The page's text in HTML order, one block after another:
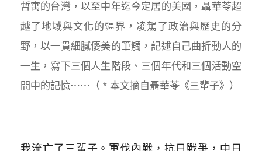
暫寓的台灣，以至中年迄今定居的美國，聶華苓超
越了地域與文化的疆界，凌駕了政治與歷史的分
野，以一貫細膩優美的筆觸，記述自己曲折動人的
一生，寫下三個人生階段、三個年代和三個活動空
間中的記憶⋯⋯（ * 本文摘自聶華苓《三輩子》）
我流亡了三輩子。軍伐內戰，抗日戰爭，中日